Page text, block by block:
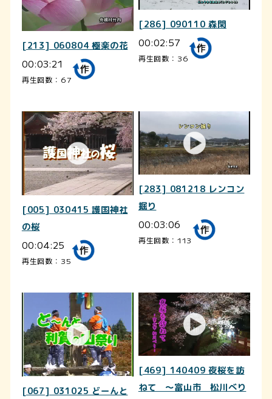
[213] 060804 極楽の花
00:03:21
再生回数：67
[286] 090110 森閑
00:02:57
再生回数：36
[005] 030415 護国神社
の桜
00:04:25
再生回数：35
[283] 081218 レンコン
掘り
00:03:06
再生回数：113
[067] 031025 どーんと
[469] 140409 夜桜を訪
ねて ～富山市 松川べり